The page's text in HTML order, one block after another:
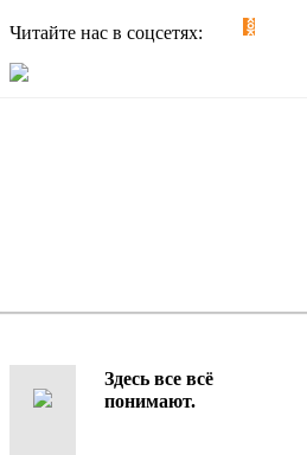
Читайте нас в соцсетях:
Здесь все всё
понимают.